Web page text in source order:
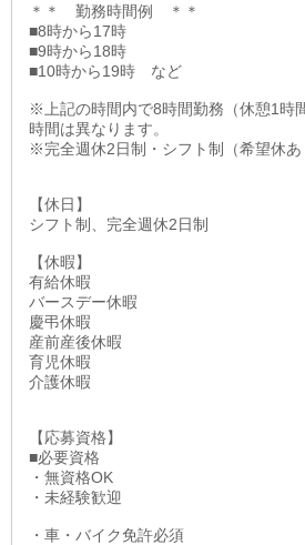
＊＊ 勤務時間例 ＊＊
■8時から17時
■9時から18時
■10時から19時 など
※上記の時間内で8時間勤務（休憩1時
時間は異なります。
※完全週休2日制・シフト制（希望休あ
【休日】
シフト制、完全週休2日制
【休暇】
有給休暇
バースデー休暇
慶弔休暇
産前産後休暇
育児休暇
介護休暇
【応募資格】
■必要資格
・無資格OK
・未経験歓迎
・車・バイク免許必須